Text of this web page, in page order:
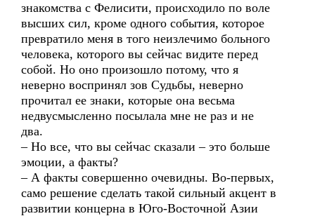
знакомства с Фелисити, происходило по воле
высших сил, кроме одного события, которое
превратило меня в того неизлечимо больного
человека, которого вы сейчас видите перед
собой. Но оно произошло потому, что я
неверно воспринял зов Судьбы, неверно
прочитал ее знаки, которые она весьма
недвусмысленно посылала мне не раз и не
два.
– Но все, что вы сейчас сказали – это больше
эмоции, а факты?
– А факты совершенно очевидны. Во-первых,
само решение сделать такой сильный акцент в
развитии концерна в Юго-Восточной Азии